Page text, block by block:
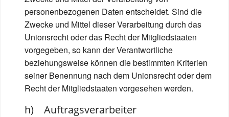
personenbezogenen Daten entscheidet. Sind die
Zwecke und Mittel dieser Verarbeitung durch das
Unionsrecht oder das Recht der Mitgliedstaaten
vorgegeben, so kann der Verantwortliche
beziehungsweise können die bestimmten Kriterien
seiner Benennung nach dem Unionsrecht oder dem
Recht der Mitgliedstaaten vorgesehen werden.
h) Auftragsverarbeiter